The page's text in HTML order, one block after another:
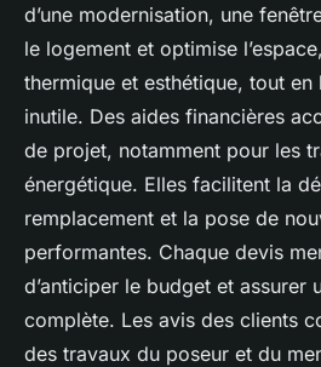
d’une modernisation, une
le logement et optimise
thermique et esthétique, tout
inutile. Des aides financières
de projet, notamment pour les
énergétique. Elles facilitent la
remplacement et la pose de
performantes. Chaque devis
d’anticiper le budget et assurer
complète. Les avis des clients
des travaux du poseur et du